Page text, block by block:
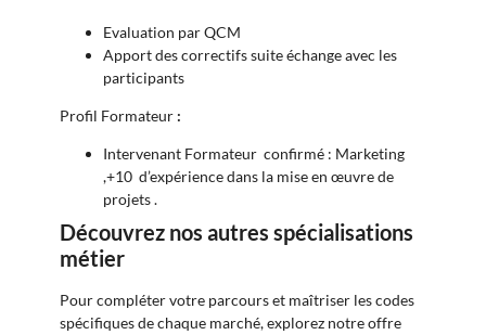
Evaluation par QCM
Apport des correctifs suite échange avec les
participants
Profil Formateur :
Intervenant Formateur confirmé : Marketing
,+10 d’expérience dans la mise en œuvre de
projets .
Découvrez nos autres spécialisations
métier
Pour compléter votre parcours et maîtriser les codes
spécifiques de chaque marché, explorez notre offre